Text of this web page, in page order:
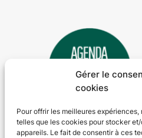
Gérer le
cookies
Pour offrir les meilleures
telles que les cookies pour stocker
appareils. Le fait de consentir à ces
Agenda 24